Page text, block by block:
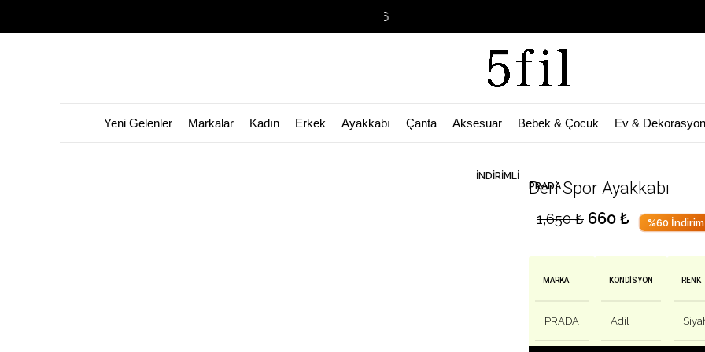
Yeni Gelenler Markalar Kadın Erkek Ayakkabı Çanta Aksesuar Bebek & Çocuk Ev & Dekorasyon
İNDIRIMLI
PRADA
Deri Spor Ayakkabı
1,650₺ 660 ₺ %60 İndirim
MARKA
PRADA
KONDISYON
Adil
RENK